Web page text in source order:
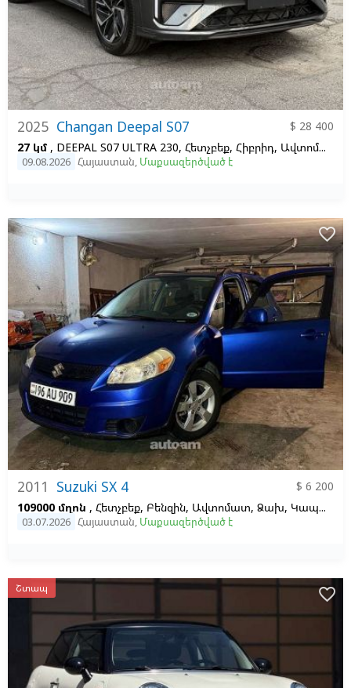
2025 Changan Deepal S07
$ 28 400
27 կմ , DEEPAL S07 ULTRA 230, Հետչբեք, Հիբրիդ, Ավտոմատ, 1, Ձախ,
09.08.2026 Հայաստան, Մաքսազերծված է
2011 Suzuki SX 4
$ 6 200
109000 մղոն , Հետչբեք, Բենզին, Ավտոմատ, Ձախ, Կապույտ,
03.07.2026 Հայաստան, Մաքսազերծված է
favorite_border
Շտապ favorite_border